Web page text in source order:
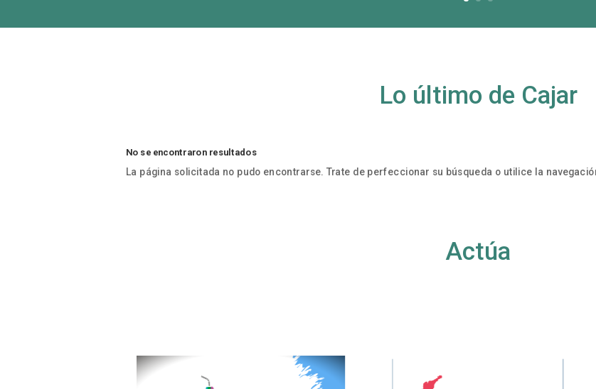
Lo último de Cajar
No se encontraron resultados
La página solicitada no pudo encontrarse. Trate de perfeccionar su búsqueda o utilice la
Actúa